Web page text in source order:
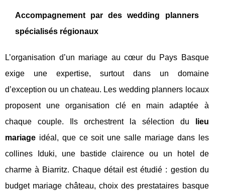
Accompagnement par des wedding planners
spécialisés régionaux
L’organisation d’un mariage au cœur du Pays Basque
exige une expertise, surtout dans un domaine
d’exception ou un chateau. Les wedding planners locaux
proposent une organisation clé en main adaptée à
chaque couple. Ils orchestrent la sélection du
lieu
mariage idéal, que ce soit une salle mariage dans les
collines Iduki, une bastide clairence ou un hotel de
charme à Biarritz. Chaque détail est étudié : gestion du
budget mariage château, choix des prestataires basque